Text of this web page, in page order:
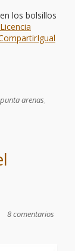
los bolsillos
Licencia
punta arenas,
8 comentarios